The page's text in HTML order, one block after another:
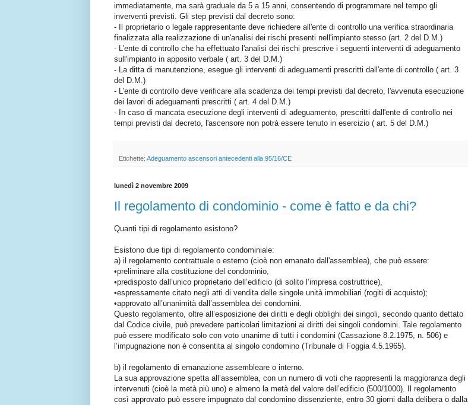
immediatamente, ma sarà graduale da 5 a 15 anni, consentendo di programmare nel tempo gli
inverventi previsti. Gli step previsti dal decreto sono:
- Il proprietario o legale rappresentante deve richiedere all'ente di controllo una verifica straordinaria
finalizzata alla realizzazione di un'analisi dei rischi presenti nell'impianto stesso (art. 2 del D.M.)
- L'ente di controllo che ha effettuato l'analisi dei rischi prescrive i seguenti interventi di adeguamento
sull'impianto in apposito verbale ( art. 3 del D.M.)
- La ditta di manutenzione, esegue gli interventi di adeguamenti prescritti dall'ente di controllo ( art. 3
del D.M.)
- L'ente di controllo deve verificare alla scadenza dei tempi previsti dal decreto, l'avvenuta esecuzione
dei lavori di adeguamenti prescritti ( art. 4 del D.M.)
- In caso di mancata esecuzione degli interventi di adeguamento, prescritti dall'ente di controllo nei
tempi previsti dal decreto, l'ascensore non potrà essere tenuto in esercizio ( art. 5 del D.M.)
Etichette: Adeguamento ascensori antecedenti alla 95/16/CE
lunedì 2 novembre 2009
Il regolamento di condominio - come è fatto e da chi?
Quanti tipi di regolamento esistono?
Esistono due tipi di regolamento condominiale:
a) il regolamento contrattuale o esterno (cioè non emanato dall'assemblea), che può essere:
•preliminare alla costituzione del condominio,
•predisposto dall’unico proprietario dell’edificio (di solito l’impresa costruttrice),
•espressamente citato negli atti di vendita delle singole unità immobiliari (rogiti di acquisto);
•approvato all’unanimità dall’assemblea dei condomini.
Questo regolamento, oltre all’esposizione dei diritti e degli obblighi dei singoli, secondo quanto dettato
dal Codice civile, può prevedere particolari limitazioni ai diritti dei singoli condomini. Tale regolamento
può essere modificato solo con voto unanime di tutti i condomini (Cassazione 8.2.1975, n. 506) e
l’impugnazione non è consentita al singolo condomino (Tribunale di Foggia 4.5.1965).
b) il regolamento di emanazione assembleare o interno.
La sua approvazione spetta all’assemblea, con un numero di voti che rappresenti la maggioranza degli
intervenuti (cioè la metà più uno) e almeno la metà del valore dell’edificio (500/1000). Il regolamento
così approvato può essere impugnato dal condomino dissenziente, entro 30 giorni dalla delibera o dalla